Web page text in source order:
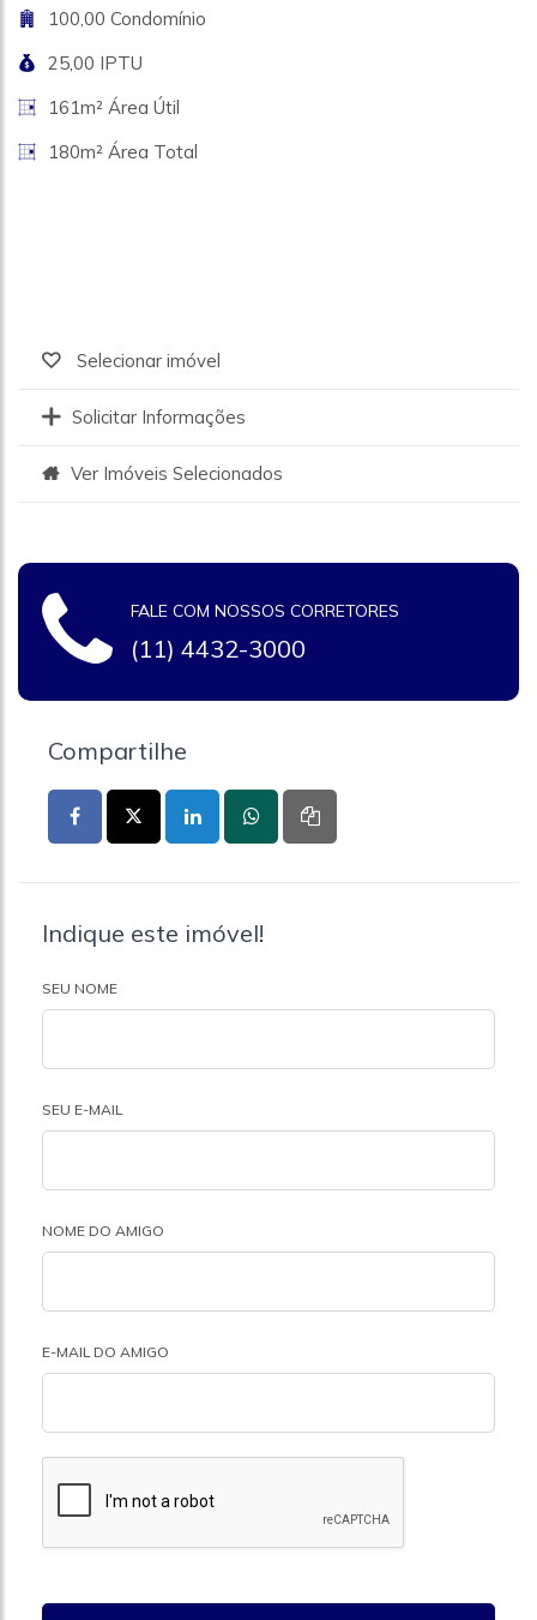
100,00 Condomínio
25,00 IPTU
161m² Área Útil
180m² Área Total
Selecionar imóvel
Solicitar Informações
Ver Imóveis Selecionados
FALE COM NOSSOS CORRETORES
(11) 4432-3000
Compartilhe
Indique este imóvel!
SEU NOME
SEU E-MAIL
NOME DO AMIGO
E-MAIL DO AMIGO